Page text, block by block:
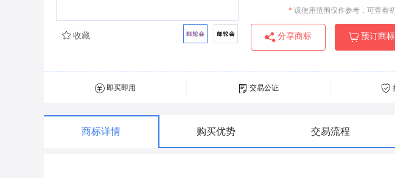
* 该使用范围仅作参考，可查看
分享商标 预订商标
收藏
即买即用 交易公证
商标详情 购买优势 交易流程